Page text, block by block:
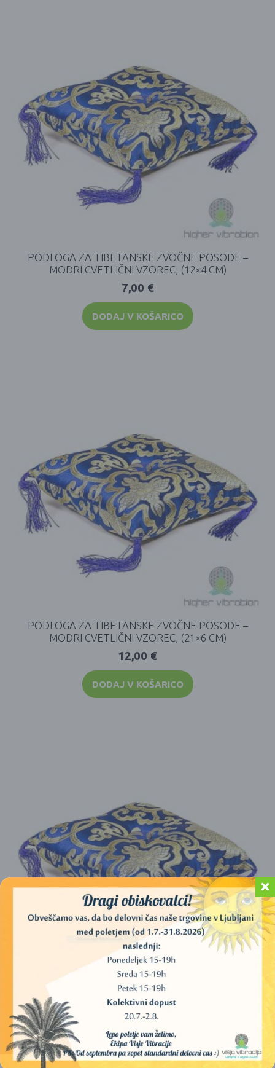
PODLOGA ZA TIBETANSKE ZVOČNE POSODE –
MODRI CVETLIČNI VZOREC, (12×4 CM)
7,00 €
DODAJ V KOŠARICO
PODLOGA ZA TIBETANSKE ZVOČNE POSODE –
MODRI CVETLIČNI VZOREC, (21×6 CM)
12,00 €
DODAJ V KOŠARICO
PODLOGA ZA TIBETANSKE ZVOČNE POSODE –
MODRI CVETLIČNI VZOREC, (14×4 CM)
10,00€
DODAJ V KOŠARICO